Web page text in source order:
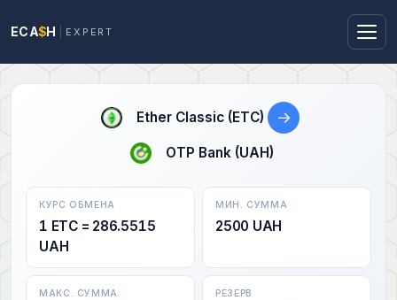
ECA$H EXPERT
Ether Classic (ETC) →
OTP Bank (UAH)
КУРС ОБМЕНА
1 ETC = 286.5515
UAH
МИН. СУММА
2500 UAH
МАКС. СУММА РЕЗЕРВ